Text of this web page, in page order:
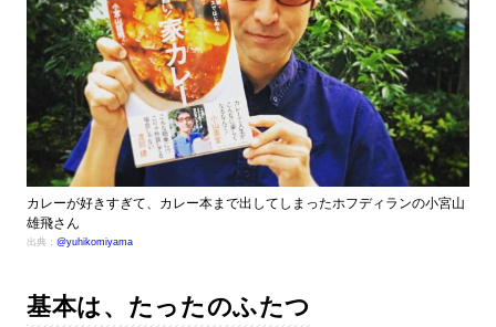
カレーが好きすぎて、カレー本まで出してしまったホフディランの小宮山
雄飛さん
出典： @yuhikomiyama
基本は、たったのふたつ